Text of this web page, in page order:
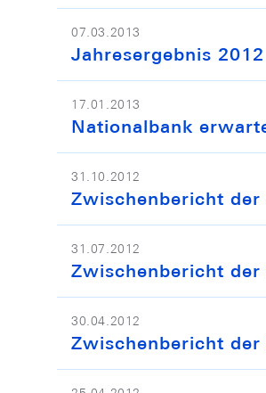
07.03.2013
Jahresergebnis
17.01.2013
Nationalbank
31.10.2012
Zwischenbericht
31.07.2012
Zwischenbericht
30.04.2012
Zwischenbericht